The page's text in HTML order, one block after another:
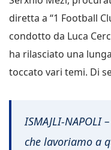
diretta a “1 Football
condotto da Luca
ha rilasciato una
toccato vari temi. Di
ISMAJLI-NAPOLI
che lavoriamo a